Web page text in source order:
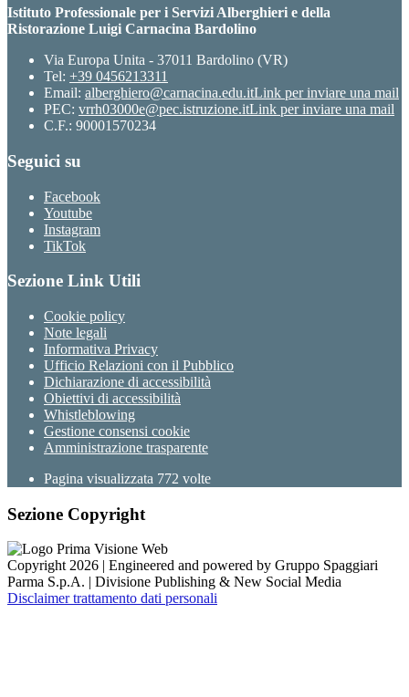
Istituto Professionale per i Servizi Alberghieri e della
Ristorazione Luigi Carnacina Bardolino
Via Europa Unita - 37011 Bardolino (VR)
Tel: +39 0456213311
Email: alberghiero@carnacina.edu.itLink per inviare una mail
PEC: vrrh03000e@pec.istruzione.itLink per inviare una mail
C.F.: 90001570234
Seguici su
Facebook
Youtube
Instagram
TikTok
Sezione Link Utili
Cookie policy
Note legali
Informativa Privacy
Ufficio Relazioni con il Pubblico
Dichiarazione di accessibilità
Obiettivi di accessibilità
Whistleblowing
Gestione consensi cookie
Amministrazione trasparente
Pagina visualizzata 772 volte
Sezione Copyright
Copyright 2026 | Engineered and powered by Gruppo Spaggiari
Parma S.p.A. | Divisione Publishing & New Social Media
Disclaimer trattamento dati personali